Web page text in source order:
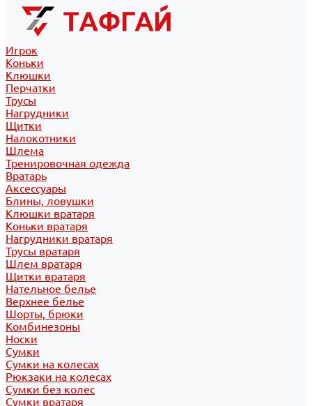
Игрок
Коньки
Клюшки
Перчатки
Трусы
Нагрудники
Щитки
Налокотники
Шлема
Тренировочная одежда
Вратарь
Аксессуары
Блины, ловушки
Клюшки вратаря
Коньки вратаря
Нагрудники вратаря
Трусы вратаря
Шлем вратаря
Щитки вратаря
Нательное белье
Верхнее белье
Шорты, брюки
Комбинезоны
Носки
Сумки
Сумки на колесах
Рюкзаки на колесах
Сумки без колес
Сумки вратаря